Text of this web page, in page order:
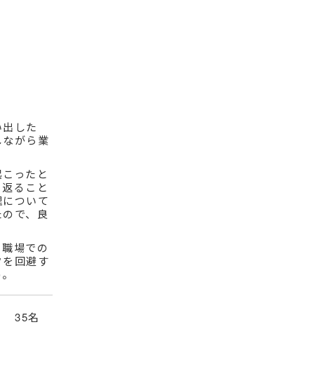
した
がら業
ったと
ること
ついて
で、良
場での
回避す
名